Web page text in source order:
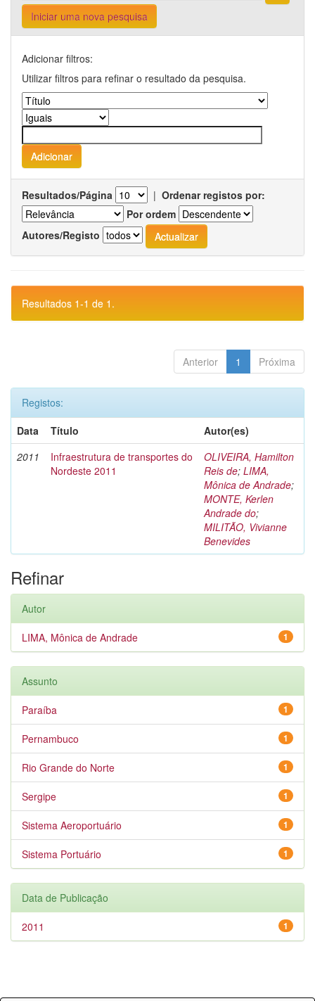
Iniciar uma nova pesquisa
Adicionar filtros:
Utilizar filtros para refinar o resultado da pesquisa.
Resultados/Página | Ordenar registos por:
Por ordem
Autores/Registo
Resultados 1-1 de 1.
Anterior 1 Próxima
Registos:
Data
Título
Autor(es)
2011
Infraestrutura de transportes do
Nordeste 2011
OLIVEIRA, Hamilton
Reis de; LIMA,
Mônica de Andrade;
MONTE, Kerlen
Andrade do;
MILITÃO, Vivianne
Benevides
Refinar
Autor
1
LIMA, Mônica de Andrade
Assunto
1
Paraíba
1
Pernambuco
1
Rio Grande do Norte
1
Sergipe
1
Sistema Aeroportuário
1
Sistema Portuário
Data de Publicação
1
2011